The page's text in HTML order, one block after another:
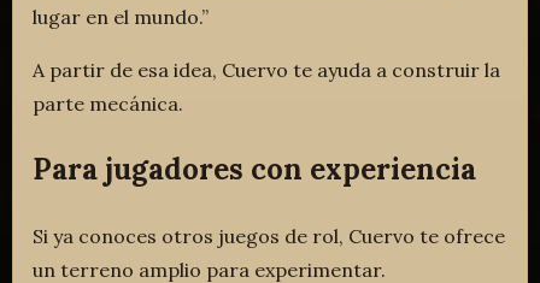
lugar en el mundo.”
A partir de esa idea, Cuervo te ayuda a construir la
parte mecánica.
Para jugadores con experiencia
Si ya conoces otros juegos de rol, Cuervo te ofrece
un terreno amplio para experimentar.